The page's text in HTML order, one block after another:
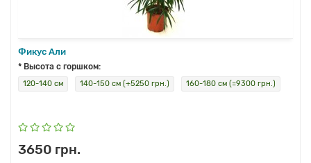
Фикус Али
* Высота с горшком:
120-140 см 140-150 см (+5250 грн.) 160-180 см (=9300 грн.)
3650 грн.